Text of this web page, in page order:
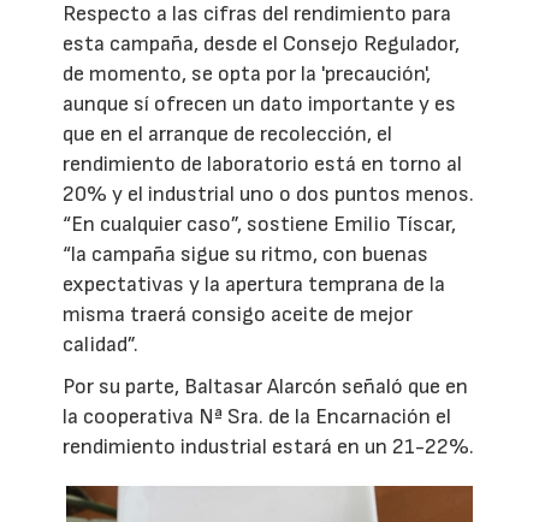
Respecto a las cifras del rendimiento para
esta campaña, desde el Consejo Regulador,
de momento, se opta por la 'precaución',
aunque sí ofrecen un dato importante y es
que en el arranque de recolección, el
rendimiento de laboratorio está en torno al
20% y el industrial uno o dos puntos menos.
“En cualquier caso”, sostiene Emilio Tíscar,
“la campaña sigue su ritmo, con buenas
expectativas y la apertura temprana de la
misma traerá consigo aceite de mejor
calidad”.
Por su parte, Baltasar Alarcón señaló que en
la cooperativa Nª Sra. de la Encarnación el
rendimiento industrial estará en un 21-22%.